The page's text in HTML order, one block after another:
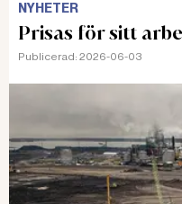
NYHETER
Prisas för sitt
Publicerad: 2026-06-03